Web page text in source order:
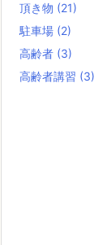
頂き物 (21)
駐車場 (2)
高齢者 (3)
高齢者講習 (3)